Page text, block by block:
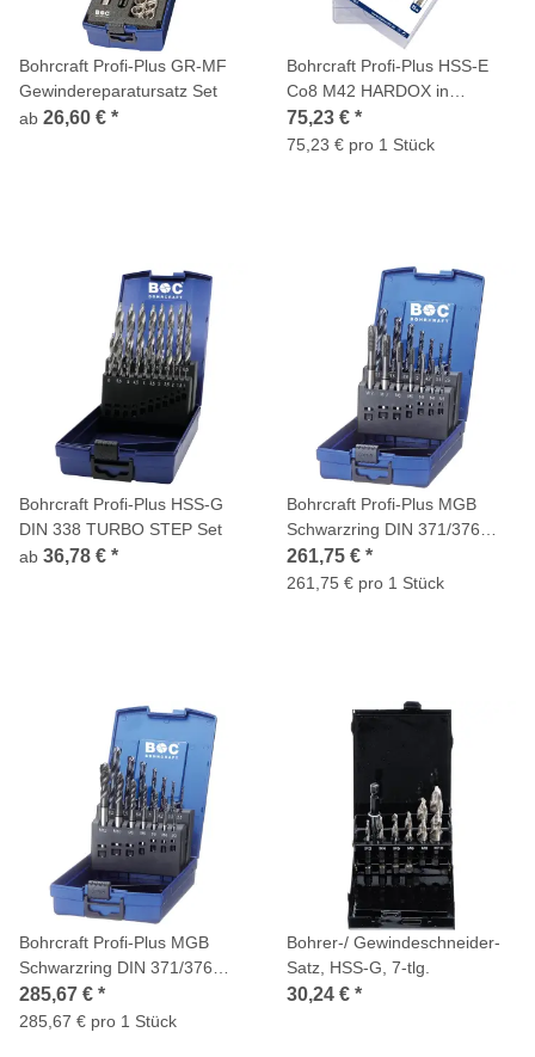
Bohrcraft Profi-Plus GR-MF
Gewindereparatursatz Set
ab 26,60 € *
Bohrcraft Profi-Plus HSS-E
Co8 M42 HARDOX in
Kunststoffbox 5-tlg. 4/5/6/8/10
mm / ME5 HDX P
75,23 € *
75,23 € pro 1 Stück
Bohrcraft Profi-Plus HSS-G
DIN 338 TURBO STEP Set
ab 36,78 € *
Bohrcraft Profi-Plus MGB
Schwarzring DIN 371/376
HSS-E PM HL ABS-Box 14-
tlg. M3-M12 Form B+
261,75 € *
261,75 € pro 1 Stück
Bohrcraft Profi-Plus MGB
Schwarzring DIN 371/376
HSS-E PM HL ABS-Box 14-
tlg. M3-M12 Form C/RSP40°+
285,67 € *
285,67 € pro 1 Stück
Bohrer-/ Gewindeschneider-
Satz, HSS-G, 7-tlg.
30,24 € *